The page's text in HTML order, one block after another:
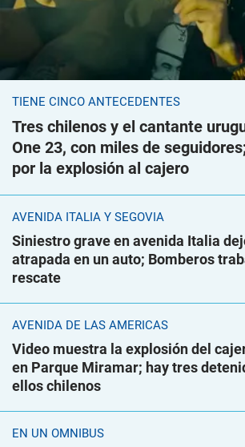
TIENE CINCO ANTECEDENTES
Tres chilenos y el cantante
One 23, con miles de
por la explosión al cajero
AVENIDA ITALIA Y SEGOVIA
Siniestro grave en avenida Italia
atrapada en un auto; Bomberos
rescate
AVENIDA DE LAS AMÉRICAS
Video muestra la explosión del
en Parque Miramar; hay tres
ellos chilenos
EN UN ÓMNIBUS